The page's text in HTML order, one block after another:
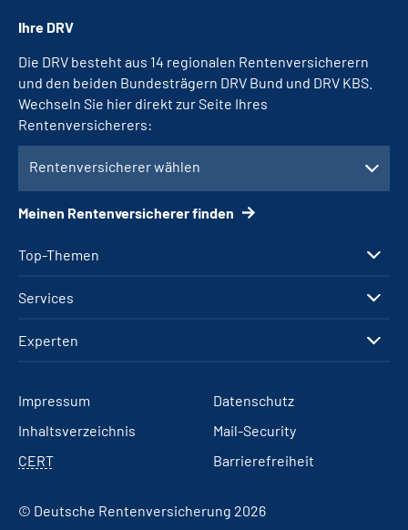
Top-Themen
Services
Experten
Ihre DRV
Die DRV besteht aus 14 regionalen Rentenversicherern
und den beiden Bundesträgern DRV Bund und DRV KBS.
Wechseln Sie hier direkt zur Seite Ihres
Rentenversicherers:
Rentenversicherer wählen
Meinen Rentenversicherer finden
Impressum
Datenschutz
Inhaltsverzeichnis
Mail-Security
CERT
Barrierefreiheit
© Deutsche Rentenversicherung 2026